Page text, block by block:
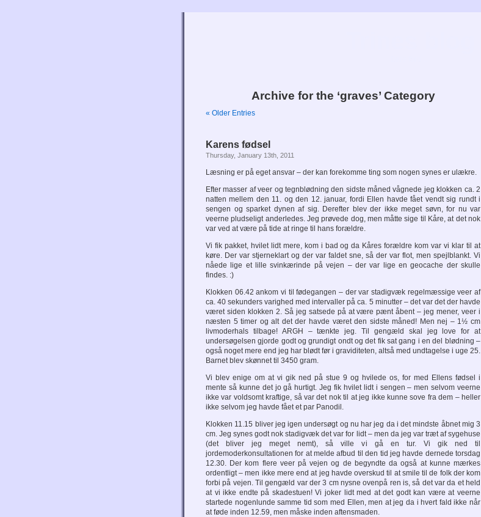
Archive for the ‘graves’ Category
« Older Entries
Karens fødsel
Thursday, January 13th, 2011
Læsning er på eget ansvar – der kan forekomme ting som nogen synes er ulækre.
Efter masser af veer og tegnblødning den sidste måned vågnede jeg klokken ca. 2
natten mellem den 11. og den 12. januar, fordi Ellen havde fået vendt sig rundt i
sengen og sparket dynen af sig. Derefter blev der ikke meget søvn, for nu var
veerne pludseligt anderledes. Jeg prøvede dog, men måtte sige til Kåre, at det nok
var ved at være på tide at ringe til hans forældre.
Vi fik pakket, hvilet lidt mere, kom i bad og da Kåres forældre kom var vi klar til at
køre. Der var stjerneklart og der var faldet sne, så der var flot, men spejlblankt. Vi
nåede lige et lille svinkærinde på vejen – der var lige en geocache der skulle
findes. :)
Klokken 06.42 ankom vi til fødegangen – der var stadigvæk regelmæssige veer af
ca. 40 sekunders varighed med intervaller på ca. 5 minutter – det var det der havde
været siden klokken 2. Så jeg satsede på at være pænt åbent – jeg mener, veer i
næsten 5 timer og alt det der havde været den sidste måned! Men nej – 1½ cm
livmoderhals tilbage! ARGH – tænkte jeg. Til gengæld skal jeg love for at
undersøgelsen gjorde godt og grundigt ondt og det fik sat gang i en del blødning –
også noget mere end jeg har blødt før i graviditeten, altså med undtagelse i uge 25.
Barnet blev skønnet til 3450 gram.
Vi blev enige om at vi gik ned på stue 9 og hvilede os, for med Ellens fødsel i
mente så kunne det jo gå hurtigt. Jeg fik hvilet lidt i sengen – men selvom veerne
ikke var voldsomt kraftige, så var det nok til at jeg ikke kunne sove fra dem – heller
ikke selvom jeg havde fået et par Panodil.
Klokken 11.15 bliver jeg igen undersøgt og nu har jeg da i det mindste åbnet mig 3
cm. Jeg synes godt nok stadigvæk det var for lidt – men da jeg var træt af sygehuse
(det bliver jeg meget nemt), så ville vi gå en tur. Vi gik ned til
jordemoderkonsultationen for at melde afbud til den tid jeg havde dernede torsdag
12.30. Der kom flere veer på vejen og de begyndte da også at kunne mærkes
ordentligt – men ikke mere end at jeg havde overskud til at smile til de folk der kom
forbi på vejen. Til gengæld var der 3 cm nysne ovenpå ren is, så det var da et held
at vi ikke endte på skadestuen! Vi joker lidt med at det godt kan være at veerne
startede nogenlunde samme tid som med Ellen, men at jeg da i hvert fald ikke når
at føde inden 12.59, men måske inden aftensmaden.